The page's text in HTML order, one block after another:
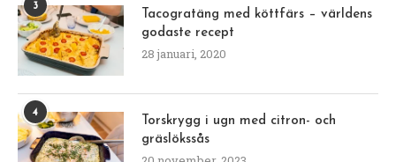
3
Tacogratäng med köttfärs – världens
godaste recept
28 januari, 2020
4
Torskrygg i ugn med citron- och
gräslökssås